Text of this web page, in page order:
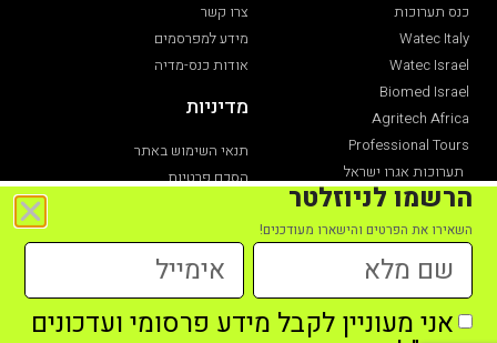
כנס תערוכות
Watec Italy
Watec Israel
Biomed Israel
Agritech Africa
Professional Tours
תערוכות אגרו ישראל
תערוכת חקלאות
צרו קשר
מידע למפרסמים
אודות כנס-מדיה
מדיניות
תנאי השימוש באתר
הסכם פרטיות
כל הזכויות שמורות לכנס מדיה מקבוצת כנס תערוכות -2021
הרשמו לניוזלטר
השאירו את הפרטים והישארו מעודכנים!
אני מעוניין לקבל מידע פרסומי ועדכונים